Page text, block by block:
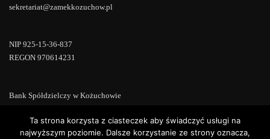
sekretariat@zamekkozuchow.pl
NIP 925-15-36-837
REGON 970614231
Bank Spółdzielczy w Kożuchowie
Ta strona korzysta z ciasteczek aby świadczyć usługi na
najwyższym poziomie. Dalsze korzystanie ze strony oznacza,